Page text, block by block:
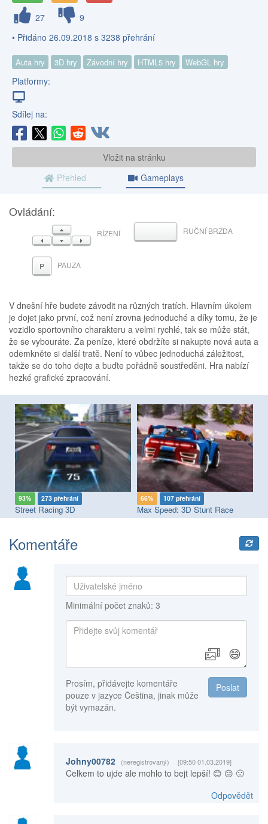
27
9
• Přidáno 26.09.2018 s 3238 přehrání
Auta hry 3D hry Závodní hry HTML5 hry WebGL hry
Platformy:
Sdílej na:
Vložit na stránku
Přehled
Gameplays
Ovládání:
NAHORU
VLEVODOLŮVPRAVO
ŘÍZENÍ MEZERNÍKRUČNÍ BRZDA
P PAUZA
V dnešní hře budete závodit na různých tratích. Hlavním úkolem
je dojet jako první, což není zrovna jednoduché a díky tomu, že je
vozidlo sportovního charakteru a velmi rychlé, tak se může stát,
že se vybouráte. Za peníze, které obdržíte si nakupte nová auta a
odemkněte si další tratě. Není to vůbec jednoduchá záležitost,
takže se do toho dejte a buďte pořádně soustředěni. Hra nabízí
hezké grafické zpracování.
93% 273 přehrání
Street Racing 3D
66% 107 přehrání
Max Speed: 3D Stunt Race
Komentáře
Minimální počet znaků: 3
😄
Poslat
Prosím, přidávejte komentáře
pouze v jazyce Čeština, jinak může
být vymazán.
Johny00782 (neregistrovaný) [09:50 01.03.2019]
Celkem to ujde ale mohlo to bejt lepší! 😊 😑 🙁
Odpovědět